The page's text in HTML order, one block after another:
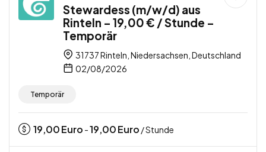
Stewardess (m/w/d) aus
Rinteln – 19,00 € / Stunde –
Temporär
31737 Rinteln, Niedersachsen, Deutschland
02/08/2026
Temporär
19,00Euro -19,00Euro / Stunde